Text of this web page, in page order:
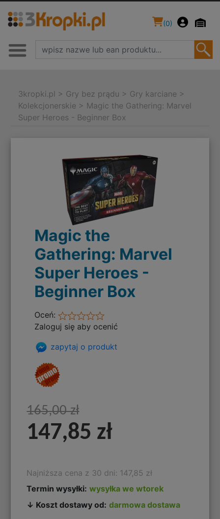
(0)
3kropki.pl > Gry bez prądu > Gry karciane >
Kolekcjonerskie > Magic the Gathering: Marvel
Super Heroes - Beginner Box
Magic the
Gathering: Marvel
Super Heroes -
Beginner Box
Oceń:
Zaloguj się aby ocenić
zapytaj o produkt
165,00 zł
147,85 zł
Najniższa cena z 30 dni: 147,85 zł
Termin wysyłki: wysyłka we wtorek
↓ Koszt dostawy od: darmowa dostawa